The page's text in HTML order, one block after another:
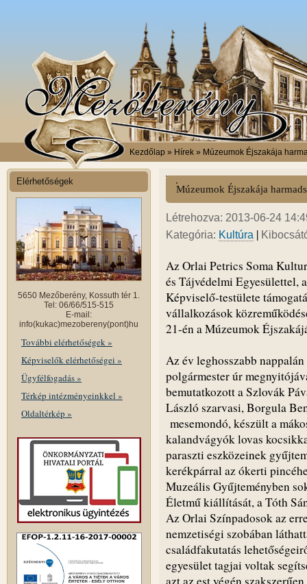
Kezdőlap » Hírek » Múzeumok Éjszakája
Elérhetőségek
5650 Mezőberény, Kossuth tér 1.
Tel: 06/66/515-515
E-mail:
info(kukac)mezobereny(pont)hu
További elérhetőségek »
Képviselők elérhetőségei »
Ügyfélfogadás »
Térkép intézményeinkkel »
Oldaltérkép »
Múzeumok Éjszakája
Létrehozva: 2013-06-24
Kategória: Kultúra |
Az Orlai Petrics Soma
és Tájvédelmi Egyesülettel,
Képviselő-testülete
vállalkozások
21-én a Múzeumok
Az év leghosszabb
polgármester úr
bemutatkozott a Szlovák
László szarvasi, Borgula
mesemondó, készült a
kalandvágyók lovas
paraszti eszközeinek
kerékpárral az ókerti
Muzeális Gyűjteményben
Életmű kiállítását, a Tóth
Az Orlai Színpadosok az
nemzetiségi szobában
családfakutatás
egyesület tagjai voltak